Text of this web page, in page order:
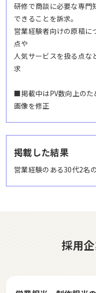
研修で商談に必要な専門
できることを訴求。
営業経験者向けの原稿に
点や
人気サービスを扱る点な
求
■掲載中はPV数向上の
画像を修正
掲載した結果
営業経験のある30代2名
採用